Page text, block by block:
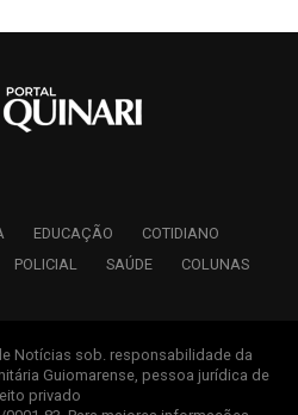
EDUCAÇÃO
COTIDIANO
POLICIAL SAÚDE COLUNAS
Notícias sob. responsabilidade da
Guiomarense, pessoa jurídica de
privado